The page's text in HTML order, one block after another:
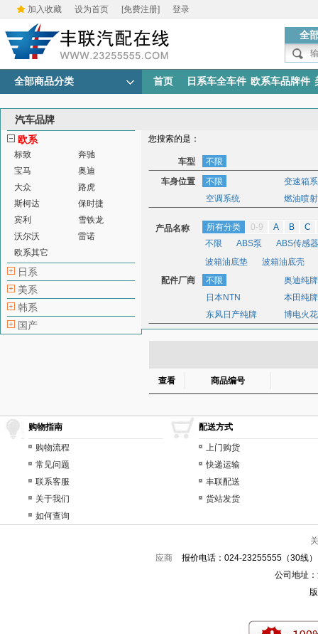
加入收藏 设为首页 [免费注册] 登录
全
全部商品分类 首页 日系车全车件 欧系车品牌件
汽车品牌
欧系
标致
奔驰
宝马
奥迪
大众
路虎
斯柯达
保时捷
宾利
雪铁龙
沃尔沃
雷诺
欧系其它
日系
美系
韩系
国产
您搜索的是：
车型
不限
车身位置
不限
变速箱
空调系统
燃油喷
产品名称 所有分类 0-9 A B
C
不限
ABS泵
ABS传感器
波箱油底垫
波箱油底壳
车速传感器
车用标准五金
点火开关
点火其他
点
发动机其他
发动机油壳
换挡杆总成
换挡拉线
空调滤芯（空调格）
拉手
喇叭
连杆瓦
气囊传感器
前杠支架
燃
刹车油
刹车总泵
升降
悬挂底
转向灯
配件厂商 不限
奥迪纯牌
日本NTN
本田纯牌
东风日产纯牌
博电火
查看 商品编号
购物指南
购物流程
常见问题
联系客服
关于我们
如何查询
配送方式
上门购货
快递运输
丰联配送
货站发货
应商
报价电话：024-23255555（30线
公司地址